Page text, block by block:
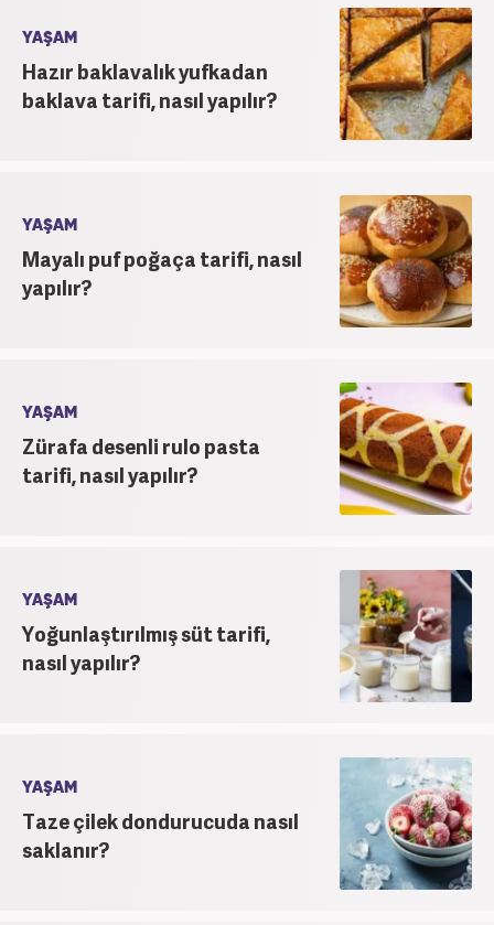
YAŞAM
Hazır baklavalık yufkadan
baklava tarifi, nasıl yapılır?
YAŞAM
Mayalı puf poğaça tarifi, nasıl
yapılır?
YAŞAM
Zürafa desenli rulo pasta
tarifi, nasıl yapılır?
YAŞAM
Yoğunlaştırılmış süt tarifi,
nasıl yapılır?
YAŞAM
Taze çilek dondurucuda nasıl
saklanır?